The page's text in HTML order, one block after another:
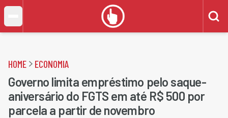
HOME ECONOMIA
Governo limita empréstimo pelo saque-
aniversário do FGTS em até R$ 500 por
parcela a partir de novembro